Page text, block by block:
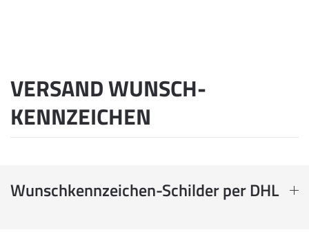
VERSAND WUNSCH­
KENNZEICHEN
Wunschkennzeichen-Schilder per DHL